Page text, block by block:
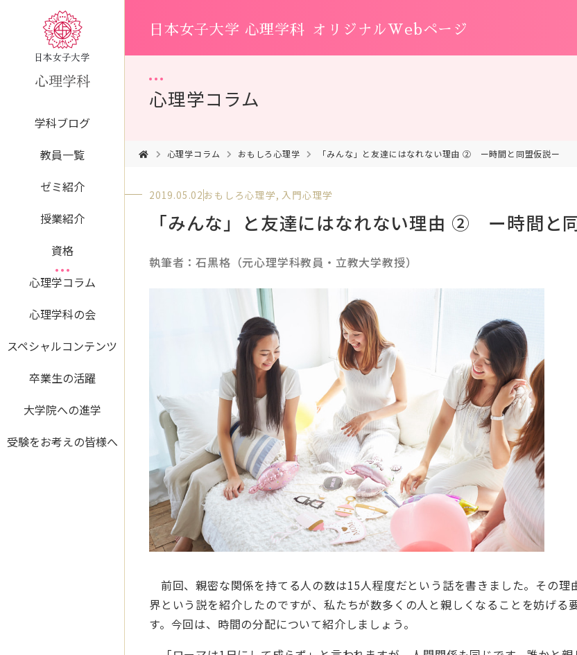
学科ブログ
教員一覧
ゼミ紹介
授業紹介
資格
心理学コラム
心理学科の会
スペシャルコンテンツ
卒業生の活躍
大学院への進学
受験をお考えの皆様へ
日本女子大学 心理学科 オリジナルWebページ
心理学コラム
心理学コラム おもしろ心理学 「みんな」と友達にはなれない理由 ② ー時間と同盟仮説ー
2019.05.02 おもしろ心理学, 入門心理学
「みんな」と友達にはなれない理由 ② ー時間と
執筆者：石黒格（元心理学科教員・立教大学教授）
前回、親密な関係を持てる人の数は15人程度だという話を書きました。その理
界という説を紹介したのですが、私たちが数多くの人と親しくなることを妨げる
す。今回は、時間の分配について紹介しましょう。